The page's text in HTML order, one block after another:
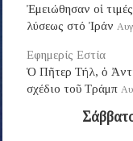
Ἐμειώθησαν οἱ
λύσεως στό Ἰράν
Εφημερίς Εστία
Ὁ Πῆτερ Τήλ, ὁ
σχέδιο τοῦ Τράμπ